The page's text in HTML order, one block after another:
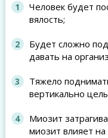
Человек будет
вялость;
Будет сложно
давать на
Тяжело
вертикально
Миозит
миозит влияет